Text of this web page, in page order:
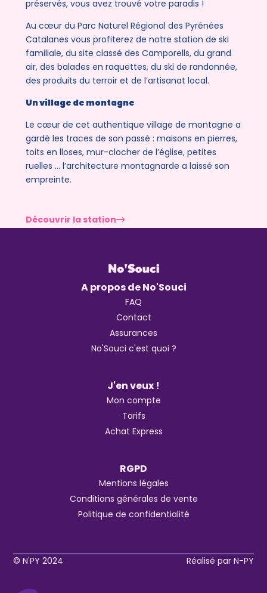
préservés, vous avez trouvé votre paradis !
Au cœur du Parc Naturel Régional des Pyrénées
Catalanes vous profiterez de notre station de ski
familiale, du site classé des Camporells, du grand
air, des balades en raquettes, du ski de randonnée,
des produits du terroir et de l’artisanat local.
Un village de montagne
Le cœur de cet authentique village de montagne a
gardé les traces de son passé : maisons en pierres,
toits en lloses, mur-clocher de l’église, petites
ruelles … l’architecture montagnarde a laissé son
empreinte.
Découvrir la station
A propos de No'Souci
FAQ
Contact
Assurances
No'Souci c'est quoi ?
J'en veux !
Mon compte
Tarifs
Achat Express
RGPD
Mentions légales
Conditions générales de vente
Politique de confidentialité
© N'PY 2024 Réalisé par N-PY